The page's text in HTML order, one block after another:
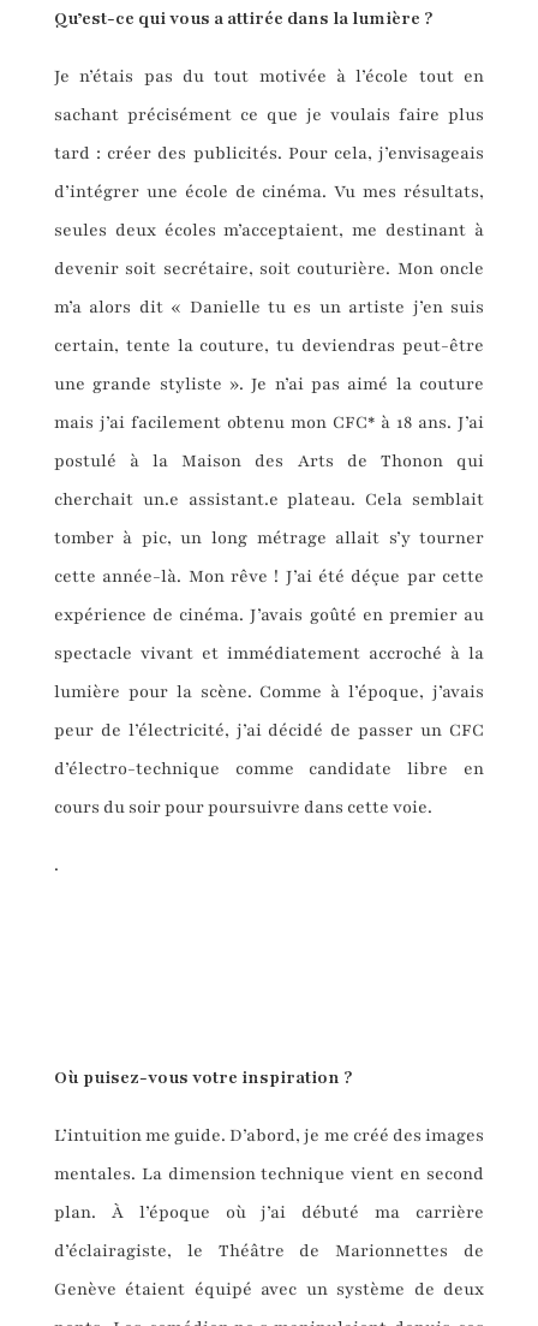
Qu’est-ce qui vous a attirée dans la lumière ?
Je n’étais pas du tout motivée à l’école tout en
sachant précisément ce que je voulais faire plus
tard : créer des publicités. Pour cela, j’envisageais
d’intégrer une école de cinéma. Vu mes résultats,
seules deux écoles m’acceptaient, me destinant à
devenir soit secrétaire, soit couturière. Mon oncle
m’a alors dit « Danielle tu es un artiste j’en suis
certain, tente la couture, tu deviendras peut-être
une grande styliste ». Je n’ai pas aimé la couture
mais j’ai facilement obtenu mon CFC* à 18 ans. J’ai
postulé à la Maison des Arts de Thonon qui
cherchait un.e assistant.e plateau. Cela semblait
tomber à pic, un long métrage allait s’y tourner
cette année-là. Mon rêve ! J’ai été déçue par cette
expérience de cinéma. J’avais goûté en premier au
spectacle vivant et immédiatement accroché à la
lumière pour la scène. Comme à l’époque, j’avais
peur de l’électricité, j’ai décidé de passer un CFC
d’électro-technique comme candidate libre en
cours du soir pour poursuivre dans cette voie.
.
Où puisez-vous votre inspiration ?
L’intuition me guide. D’abord, je me créé des images
mentales. La dimension technique vient en second
plan. À l’époque où j’ai débuté ma carrière
d’éclairagiste, le Théâtre de Marionnettes de
Genève étaient équipé avec un système de deux